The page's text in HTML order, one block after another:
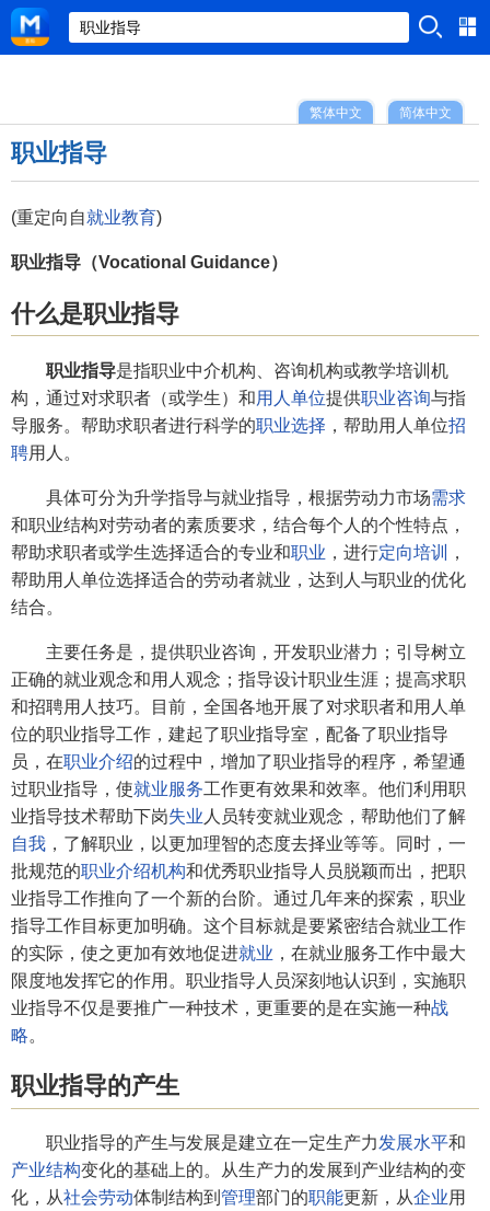
简体中文
繁体中文
职业指导
(重定向自就业教育)
职业指导（Vocational Guidance）
什么是职业指导
职业指导是指职业中介机构、咨询机构或教学培训机
构，通过对求职者（或学生）和用人单位提供职业咨询与指
导服务。帮助求职者进行科学的职业选择 ，帮助用人单位招
聘用人。
具体可分为升学指导与就业指导，根据劳动力市场需求
和职业结构对劳动者的素质要求，结合每个人的个性特点，
帮助求职者或学生选择适合的专业和职业 ，进行定向培训
，
帮助用人单位选择适合的劳动者就业，达到人与职业的优化
结合。
主要任务是，提供职业咨询，开发职业潜力；引导树立
正确的就业观念和用人观念；指导设计职业生涯；提高求职
和招聘用人技巧。目前，全国各地开展了对求职者和用人单
位的职业指导工作，建起了职业指导室，配备了职业指导
员，在职业介绍的过程中，增加了职业指导的程序，希望通
过职业指导，使就业服务工作更有效果和效率。他们利用职
业指导技术帮助下岗失业 人员转变就业观念，帮助他们了解
自我 ，了解职业，以更加理智的态度去择业等等。同时，一
批规范的职业介绍机构和优秀职业指导人员脱颖而出，把职
业指导工作推向了一个新的台阶。通过几年来的探索，职业
指导工作目标更加明确。这个目标就是要紧密结合就业工作
的实际，使之更加有效地促进就业 ，在就业服务工作中最大
限度地发挥它的作用。职业指导人员深刻地认识到，实施职
业指导不仅是要推广一种技术，更重要的是在实施一种战
略。
职业指导的产生
职业指导的产生与发展是建立在一定生产力发展水平和
产业结构变化的基础上的。从生产力的发展到产业结构的变
化，从社会劳动体制结构到 管理部门的职能更新，从企业用